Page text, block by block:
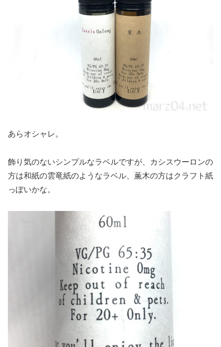
あらオシャレ。
飾り気のないシンプルなラベルですが、カシスウーロンの
方は和紙の雲竜紙のようなラベル、薫木の方はクラフト紙
っぽいかな。